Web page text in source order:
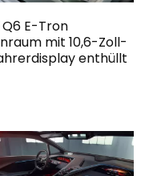
Q6 E-Tron
mit 10,6-Zoll-
enthüllt